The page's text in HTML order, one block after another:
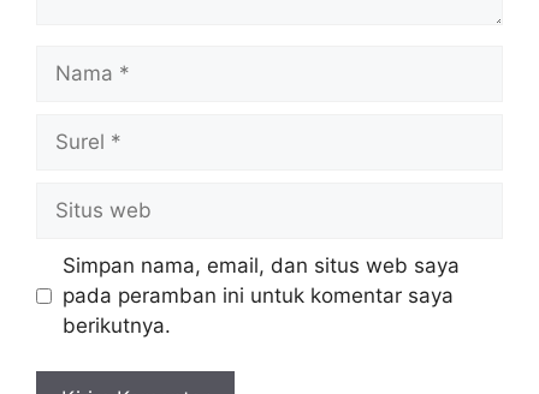
web
Simpan nama, email, dan situs web saya
pada peramban ini untuk komentar saya
berikutnya.